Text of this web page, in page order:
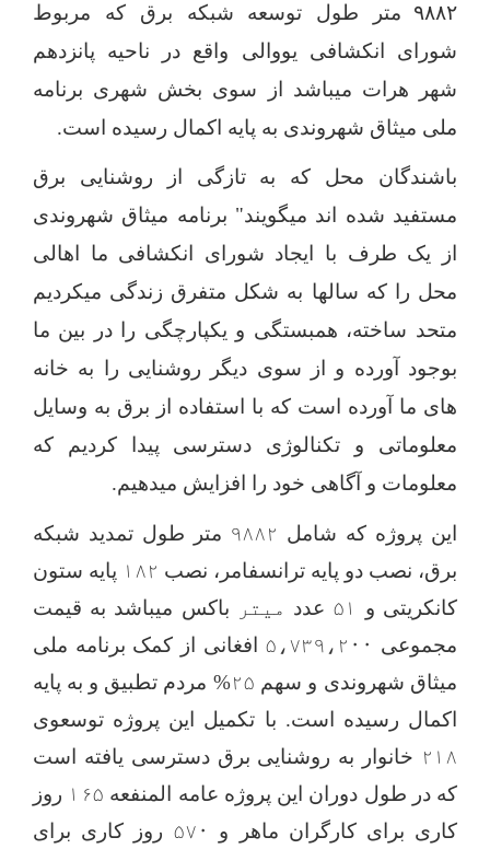
۹۸۸۲
متر طول توسعه شبکه برق که مربوط
شورای انکشافی یووالی واقع در ناحیه پانزدهم
شهر هرات میباشد از سوی بخش شهری برنامه
ملی میثاق شهروندی به پایه اکمال رسیده است.
باشندگان محل که به تازگی از روشنایی برق
مستفید شده اند میگویند" برنامه میثاق شهروندی
از یک طرف با ایجاد شورای انکشافی ما اهالی
محل را که سالها به شکل متفرق زندگی میکردیم
متحد ساخته، همبستگی و یکپارچگی را در بین ما
بوجود آورده و از سوی دیگر روشنایی را به خانه
هایما آورده است که با استفاده از برق به وسایل
معلوماتی و تکنالوژی دسترسی پیدا کردیم که
معلومات و آگاهی خود را افزایش میدهیم.
این پروژه که شامل ۹۸۸۲ متر طول تمدید شبکه
برق، نصب دو پایه ترانسفامر، نصب ۱۸۲ پایه ستون
کانکریتی و
۵۱عدد میتر باکس میباشد به قیمت
مجموعی ۵،۷۳۹،۲۰۰
افغانی از کمک برنامه ملی
میثاق شهروندی و سهم ۲۵% مردم تطبیق و به پایه
اکمال رسیده است. با تکمیل این پروژه توسعوی
۲۱۸خانوار به روشنایی برق دسترسی یافته است
که در طول دوران این پروژه عامه المنفعه ۱۶۵روز
کاری برای کارگران ماهر و
۵۷۰روز کاری برای